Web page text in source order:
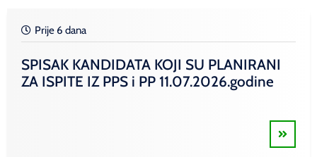
Prije 6 dana
SPISAK KANDIDATA KOJI SU PLANIRANI
ZA ISPITE IZ PPS i PP 11.07.2026.godine